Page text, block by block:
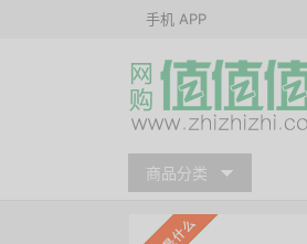
手机 APP
商品分类